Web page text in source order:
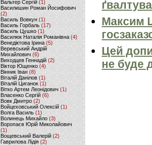
Вальтер Сергій (1)
Василишин Роман Йосифович
(2)
Василь Вовкун (1)
Василь Горбаль (17)
Василь Цушко (1)
Василюк Наталія Романівна (4)
Венедіктова Ірина(5)
Веревський Андрій
Михайлович (6)
Виходцев Геннадій (2)
Віктор Ющенко (4)
Вінник Іван (8)
Віталій Данілов (1)
Віталій Циганок (1)
Вітко Артем Леонідович(1)
Власенко Сергій (6)
Вовк Дмитро(2)
Войцеховський Олексій(1)
Волга Василь (1)
Волинець Михайло (3)
Воропаєв Юрій Миколайович
(1)
Вощевський Валерій(2)
Гаврилова Лідія (2)
Максим
Цей
не буде